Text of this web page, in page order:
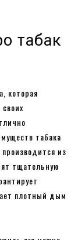
табак
которая
табака
из
тщательную
плотный дым